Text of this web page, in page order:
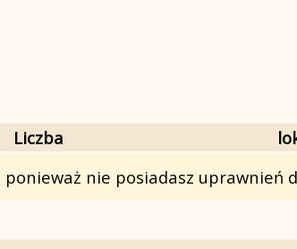
Liczba
nie posiadasz uprawnień